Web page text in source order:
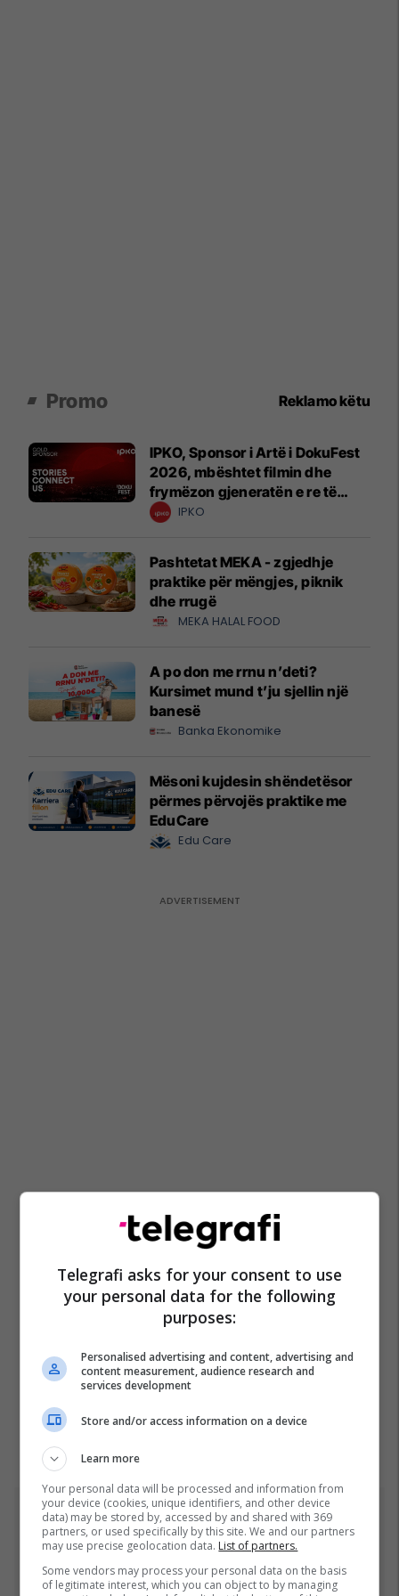
Promo Reklamo këtu
IPKO, Sponsor i Artë i DokuFest
2026, mbështet filmin dhe
frymëzon gjeneratën e re të
krijuesve
IPKO
Pashtetat MEKA - zgjedhje
praktike për mëngjes, piknik
dhe rrugë
MEKA HALAL FOOD
A po don me rrnu n’deti?
Kursimet mund t’ju sjellin një
banesë
Banka Ekonomike
Mësoni kujdesin shëndetësor
përmes përvojës praktike me
EduCare
Edu Care
Top 5
Kosovës për krime lufte,
Telegrafi asks for your consent to use
your personal data for the following
purposes:
Personalised advertising and content, advertising and
content measurement, audience research and
services development
Store and/or access information on a device
Learn more
Your personal data will be processed and information from
your device (cookies, unique identifiers, and other device
data) may be stored by, accessed by and shared with 369
partners, or used specifically by this site. We and our partners
may use precise geolocation data. List of partners.
Some vendors may process your personal data on the basis
of legitimate interest, which you can object to by managing